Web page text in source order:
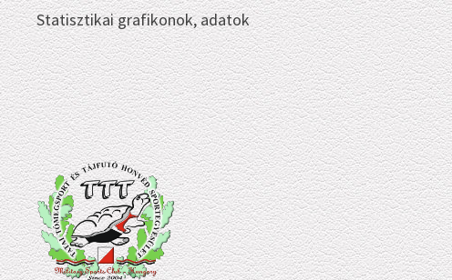
Statisztikai grafikonok, adatok